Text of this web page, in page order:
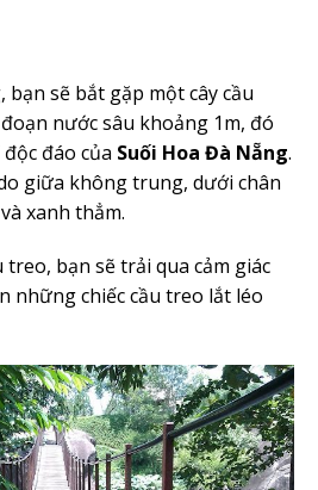
sẽ bắt gặp một cây cầu
nước sâu khoảng 1m, đó
đáo của Suối Hoa Đà Nẵng.
giữa không trung, dưới chân
xanh thẳm.
treo, bạn sẽ trải qua cảm giác
những chiếc cầu treo lắt léo